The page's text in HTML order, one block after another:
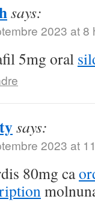
says:
2023 at 8
5mg oral
says:
2023 at
80mg ca